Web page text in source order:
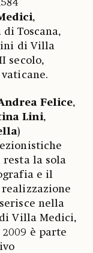
,
Toscana,
di Villa
secolo,
Felice,
Lini,
)
la sola
e il
nella
Villa Medici,
è parte